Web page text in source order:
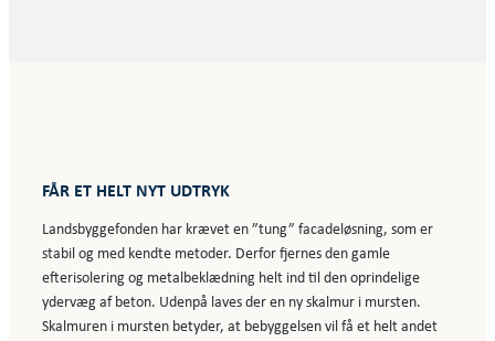
FÅR ET HELT NYT UDTRYK
Landsbyggefonden har krævet en ”tung” facadeløsning, som er
stabil og med kendte metoder. Derfor fjernes den gamle
efterisolering og metalbeklædning helt ind til den oprindelige
ydervæg af beton. Udenpå laves der en ny skalmur i mursten.
Skalmuren i mursten betyder, at bebyggelsen vil få et helt andet